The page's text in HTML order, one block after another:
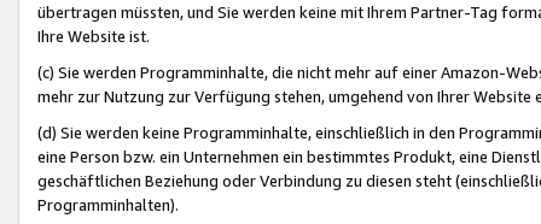
übertragen müssten, und Sie werden keine mit Ihrem Partner-Tag
Ihre Website ist.
(c) Sie werden Programminhalte, die nicht mehr auf einer Amazon-
mehr zur Nutzung zur Verfügung stehen, umgehend von Ihrer
(d) Sie werden keine Programminhalte, einschließlich in den
eine Person bzw. ein Unternehmen ein bestimmtes Produkt, eine
geschäftlichen Beziehung oder Verbindung zu diesen steht
Programminhalten).